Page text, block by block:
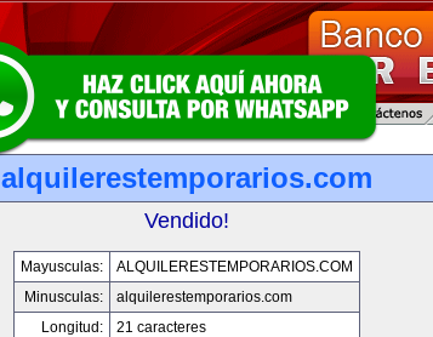
alquilerestemporarios.com
Vendido!
Mayusculas:
ALQUILERESTEMPORARIOS.COM
Minusculas:
alquilerestemporarios.com
Longitud:
21 caracteres